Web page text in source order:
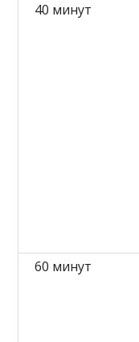
40 минут
60 минут